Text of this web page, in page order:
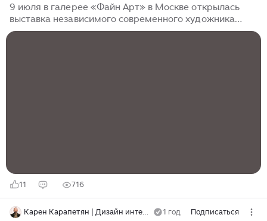
9 июля в галерее «Файн Арт» в Москве открылась
выставка независимого современного художника
Ашота Асратяна. Экспозиция будет открыта
11 716
Карен Карапетян | Дизайн интерьера и ремонт 1 год Подписаться